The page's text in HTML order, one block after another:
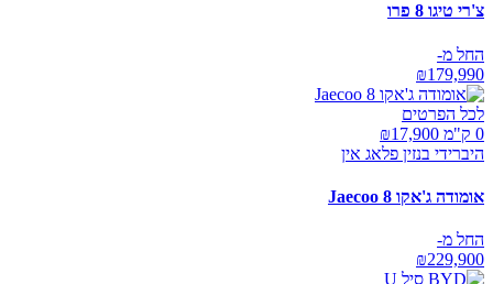
צ'רי טיגו 8 פרו
החל מ-
₪179,990
לכל הפרטים
0 ק"מ ₪
17,900
היברידי בנזין פלאג אין
אומודה ג'אקו Jaecoo 8
החל מ-
₪229,900